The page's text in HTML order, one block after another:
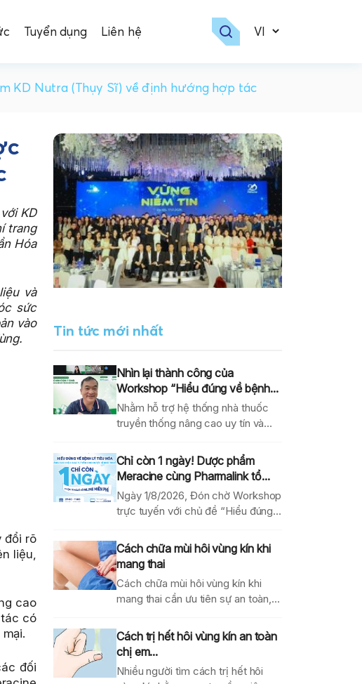
Tuyển dụng Liên hệ
KD Nutra (Thụy Sĩ) về định hướng hợp tác
KD
trang
Hóa
và
sức
vào
đổi rõ
liệu,
cao
có
đối
Tin tức mới nhất
Nhìn lại thành công của
Workshop “Hiểu đúng về bệnh...
Nhằm hỗ trợ hệ thống nhà thuốc
truyền thống nâng cao uy tín và
Chỉ còn 1 ngày! Dược phẩm
Meracine cùng Pharmalink tổ...
Ngày 1/8/2026, Đón chờ Workshop
trực tuyến với chủ đề “Hiểu đúng
Cách chữa mùi hôi vùng kín khi
mang thai
Cách chữa mùi hôi vùng kín khi
mang thai cần ưu tiên sự an toàn,...
Cách trị hết hôi vùng kín an toàn
chị em...
Nhiều người tìm cách trị hết hôi